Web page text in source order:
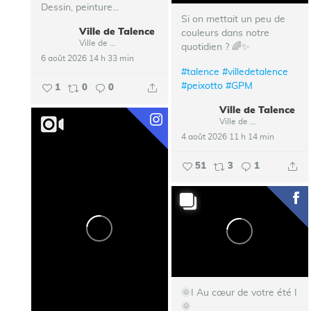
Dessin, peinture...
Ville de Talence
6 août 2026 14 h 33 min
1 0 0
Si on mettait un peu de
couleurs dans notre
quotidien ? 🌈✨
#talence #villedetalence
#peixotto #GPM
Ville de Talence
4 août 2026 11 h 14 min
51 3 1
🌞I Au cœur de votre été I
🌞